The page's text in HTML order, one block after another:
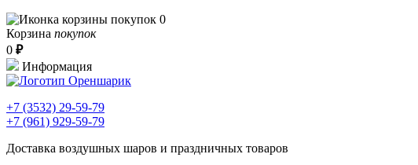
0
Корзина покупок
0 ₽
Информация
+7 (3532) 29-59-79
+7 (961) 929-59-79
Доставка воздушных шаров и праздничных товаров